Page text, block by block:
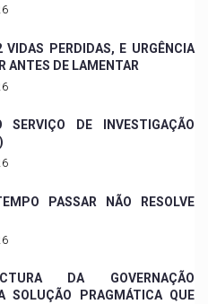
VIDAS PERDIDAS, E URGÊNCIA
ANTES DE LAMENTAR
SERVIÇO DE INVESTIGAÇÃO
PASSAR NÃO RESOLVE
DA GOVERNAÇÃO
SOLUÇÃO PRAGMÁTICA QUE